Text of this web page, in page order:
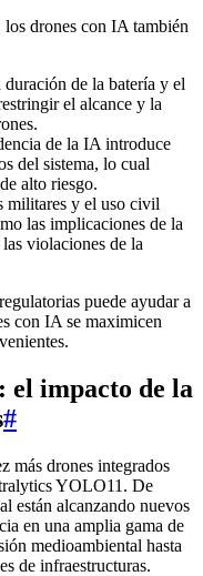
drones con IA también
duración de la batería y el
el alcance y la
de la IA introduce
del sistema, lo cual
alto riesgo.
militares y el uso civil
las implicaciones de la
violaciones de la
puede ayudar a
con IA se maximicen
el impacto de la
#
más drones integrados
YOLO11. De
están alcanzando nuevos
en una amplia gama de
medioambiental hasta
de infraestructuras.